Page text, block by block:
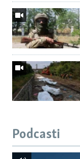
Podcasti